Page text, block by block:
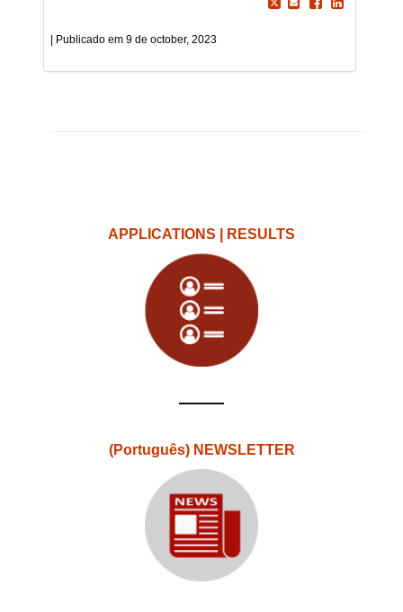
9 de october, 2023
APPLICATIONS | RESULTS
(Português) NEWSLETTER